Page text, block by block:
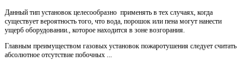
Данный тип установок целесообразно применять в тех случаях, когда
существует вероятность того, что вода, порошок или пена могут нанести
ущерб оборудовании., которое находится в зоне возгорания.
Главным преимуществом газовых установок пожаротушения следует считать
абсолютное отсутствие побочных ...